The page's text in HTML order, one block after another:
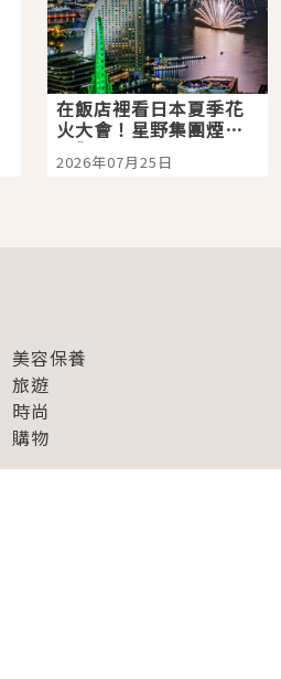
在飯店裡看日本夏季花
火大會！星野集團煙火
景觀飯店6選，讓你不用
人擠人悠閒欣賞
2026年07月25日
美容保養
旅遊
時尚
購物